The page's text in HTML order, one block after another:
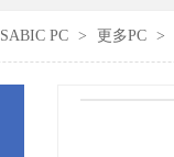
SABIC PC > 更多PC >